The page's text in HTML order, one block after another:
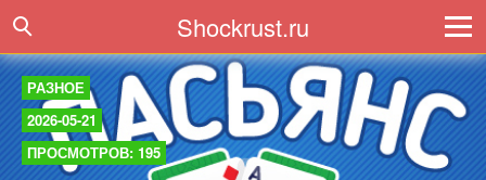
Shockrust.ru
РАЗНОЕ
2026-05-21
ПРОСМОТРОВ: 195